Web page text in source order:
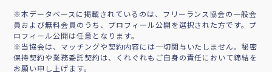
※本データベースに掲載されているのは、フリーランス協会の一般会
員および無料会員のうち、プロフィール公開を選択された方です。プ
ロフィール公開は任意となります。
※当協会は、マッチングや契約内容には一切関与いたしません。秘密
保持契約や業務委託契約は、くれぐれもご自身の責任において締結を
お願い申し上げます。